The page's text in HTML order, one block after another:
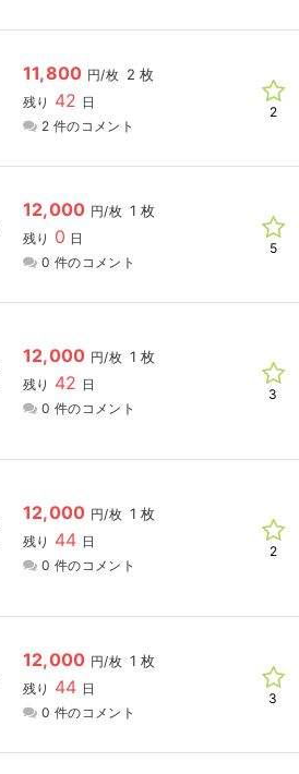
11,800 円/枚 2 枚
残り 42 日
2 件のコメント
2
12,000 円/枚 1 枚
残り 0 日
0 件のコメント
5
12,000 円/枚 1 枚
残り 42 日
0 件のコメント
3
12,000 円/枚 1 枚
残り 44 日
0 件のコメント
2
12,000 円/枚 1 枚
残り 44 日
0 件のコメント
3